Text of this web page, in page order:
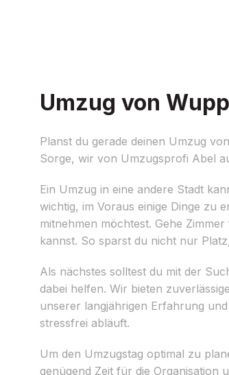
Umzug von
Planst du gerade deinen Umzug
Sorge, wir von Umzugsprofi Abel
Ein Umzug in eine andere Stadt
wichtig, im Voraus einige Dinge zu
mitnehmen möchtest. Gehe
kannst. So sparst du nicht nur
Als nächstes solltest du mit der
dabei helfen. Wir bieten
unserer langjährigen Erfahrung
stressfrei abläuft.
Um den Umzugstag optimal zu
genügend Zeit für die Organisation